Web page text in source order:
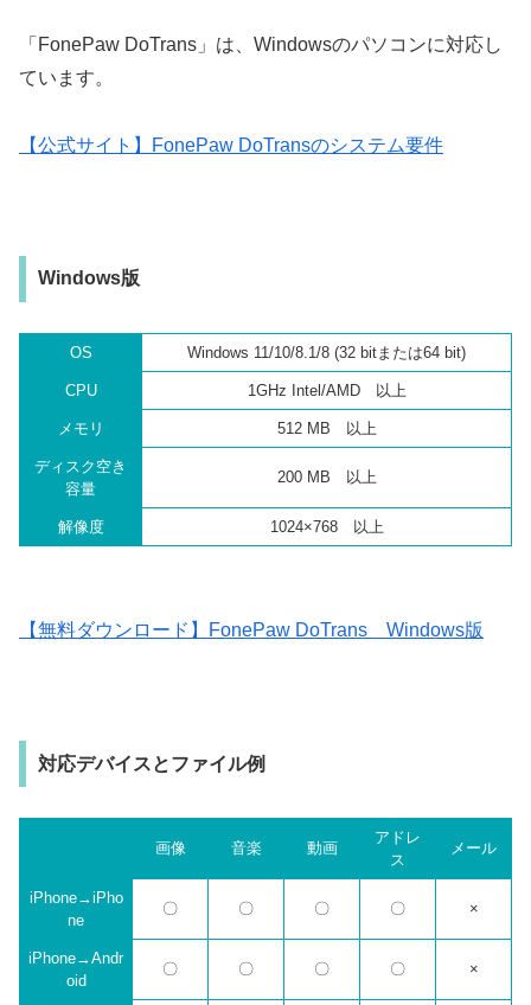
「FonePaw DoTrans」は、Windowsのパソコンに対応し
ています。
【公式サイト】FonePaw DoTransのシステム要件
Windows版
OS Windows 11/10/8.1/8 (32 bitまたは64 bit)
CPU 1GHz Intel/AMD 以上
メモリ 512 MB 以上
ディスク空き
容量
200 MB 以上
解像度 1024×768 以上
【無料ダウンロード】FonePaw DoTrans Windows版
対応デバイスとファイル例
画像 音楽 動画
アドレ
ス
メール
iPhone→iPho
ne
〇 〇 〇 〇 ×
iPhone→Andr
oid
〇 〇 〇 〇 ×